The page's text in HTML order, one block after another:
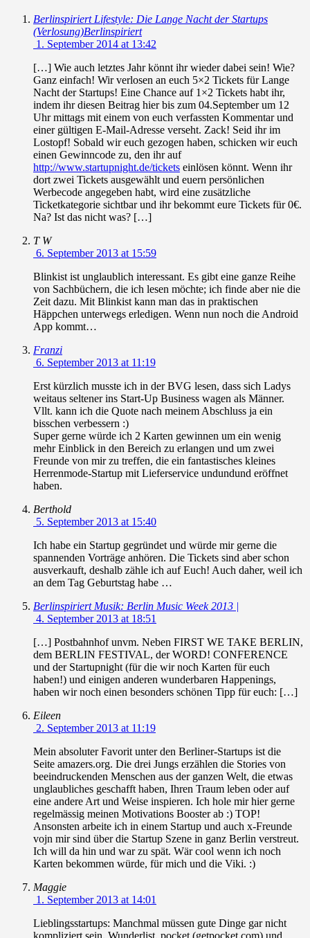
Berlinspiriert Lifestyle: Die Lange Nacht der Startups
(Verlosung)Berlinspiriert
1. September 2014 at 13:42
[…] Wie auch letztes Jahr könnt ihr wieder dabei sein! Wie?
Ganz einfach! Wir verlosen an euch 5×2 Tickets für Lange
Nacht der Startups! Eine Chance auf 1×2 Tickets habt ihr,
indem ihr diesen Beitrag hier bis zum 04.September um 12
Uhr mittags mit einem von euch verfassten Kommentar und
einer gültigen E-Mail-Adresse verseht. Zack! Seid ihr im
Lostopf! Sobald wir euch gezogen haben, schicken wir euch
einen Gewinncode zu, den ihr auf
http://www.startupnight.de/tickets einlösen könnt. Wenn ihr
dort zwei Tickets ausgewählt und euern persönlichen
Werbecode angegeben habt, wird eine zusätzliche
Ticketkategorie sichtbar und ihr bekommt eure Tickets für 0€.
Na? Ist das nicht was? […]
T W
6. September 2013 at 15:59
Blinkist ist unglaublich interessant. Es gibt eine ganze Reihe
von Sachbüchern, die ich lesen möchte; ich finde aber nie die
Zeit dazu. Mit Blinkist kann man das in praktischen
Häppchen unterwegs erledigen. Wenn nun noch die Android
App kommt…
Franzi
6. September 2013 at 11:19
Erst kürzlich musste ich in der BVG lesen, dass sich Ladys
weitaus seltener ins Start-Up Business wagen als Männer.
Vllt. kann ich die Quote nach meinem Abschluss ja ein
bisschen verbessern :)
Super gerne würde ich 2 Karten gewinnen um ein wenig
mehr Einblick in den Bereich zu erlangen und um zwei
Freunde von mir zu treffen, die ein fantastisches kleines
Herrenmode-Startup mit Lieferservice undundund eröffnet
haben.
Berthold
5. September 2013 at 15:40
Ich habe ein Startup gegründet und würde mir gerne die
spannenden Vorträge anhören. Die Tickets sind aber schon
ausverkauft, deshalb zähle ich auf Euch! Auch daher, weil ich
an dem Tag Geburtstag habe …
Berlinspiriert Musik: Berlin Music Week 2013 |
4. September 2013 at 18:51
[…] Postbahnhof unvm. Neben FIRST WE TAKE BERLIN,
dem BERLIN FESTIVAL, der WORD! CONFERENCE
und der Startupnight (für die wir noch Karten für euch
haben!) und einigen anderen wunderbaren Happenings,
haben wir noch einen besonders schönen Tipp für euch: […]
Eileen
2. September 2013 at 11:19
Mein absoluter Favorit unter den Berliner-Startups ist die
Seite amazers.org. Die drei Jungs erzählen die Stories von
beeindruckenden Menschen aus der ganzen Welt, die etwas
unglaubliches geschafft haben, Ihren Traum leben oder auf
eine andere Art und Weise inspieren. Ich hole mir hier gerne
regelmässig meinen Motivations Booster ab :) TOP!
Ansonsten arbeite ich in einem Startup und auch x-Freunde
vojn mir sind über die Startup Szene in ganz Berlin verstreut.
Ich will da hin und war zu spät. Wär cool wenn ich noch
Karten bekommen würde, für mich und die Viki. :)
Maggie
1. September 2013 at 14:01
Lieblingsstartups: Manchmal müssen gute Dinge gar nicht
kompliziert sein. Wunderlist, pocket (getpocket.com) und